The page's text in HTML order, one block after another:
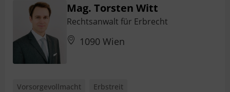
Mag. Torsten Witt
Rechtsanwalt für Erbrecht
1090 Wien
Vorsorgevollmacht Erbstreit